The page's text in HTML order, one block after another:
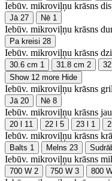
Iebūv. mikroviļņu krāsns
Jā 27 Nē 1
Iebūv. mikroviļņu krāsns
Pa kreisi 28
Iebūv. mikroviļņu krāsns
30.6 cm 1 31.8 cm 2
Show 12 more Hide
Iebūv. mikroviļņu krāsns
Jā 20 Nē 8
Iebūv. mikroviļņu krāsns
20 l 11 22 l 5 23 l 1
Iebūv. mikroviļņu krāsns
Balts 1 Melns 23
Iebūv. mikroviļņu krāsns
700 W 2 750 W 3 800